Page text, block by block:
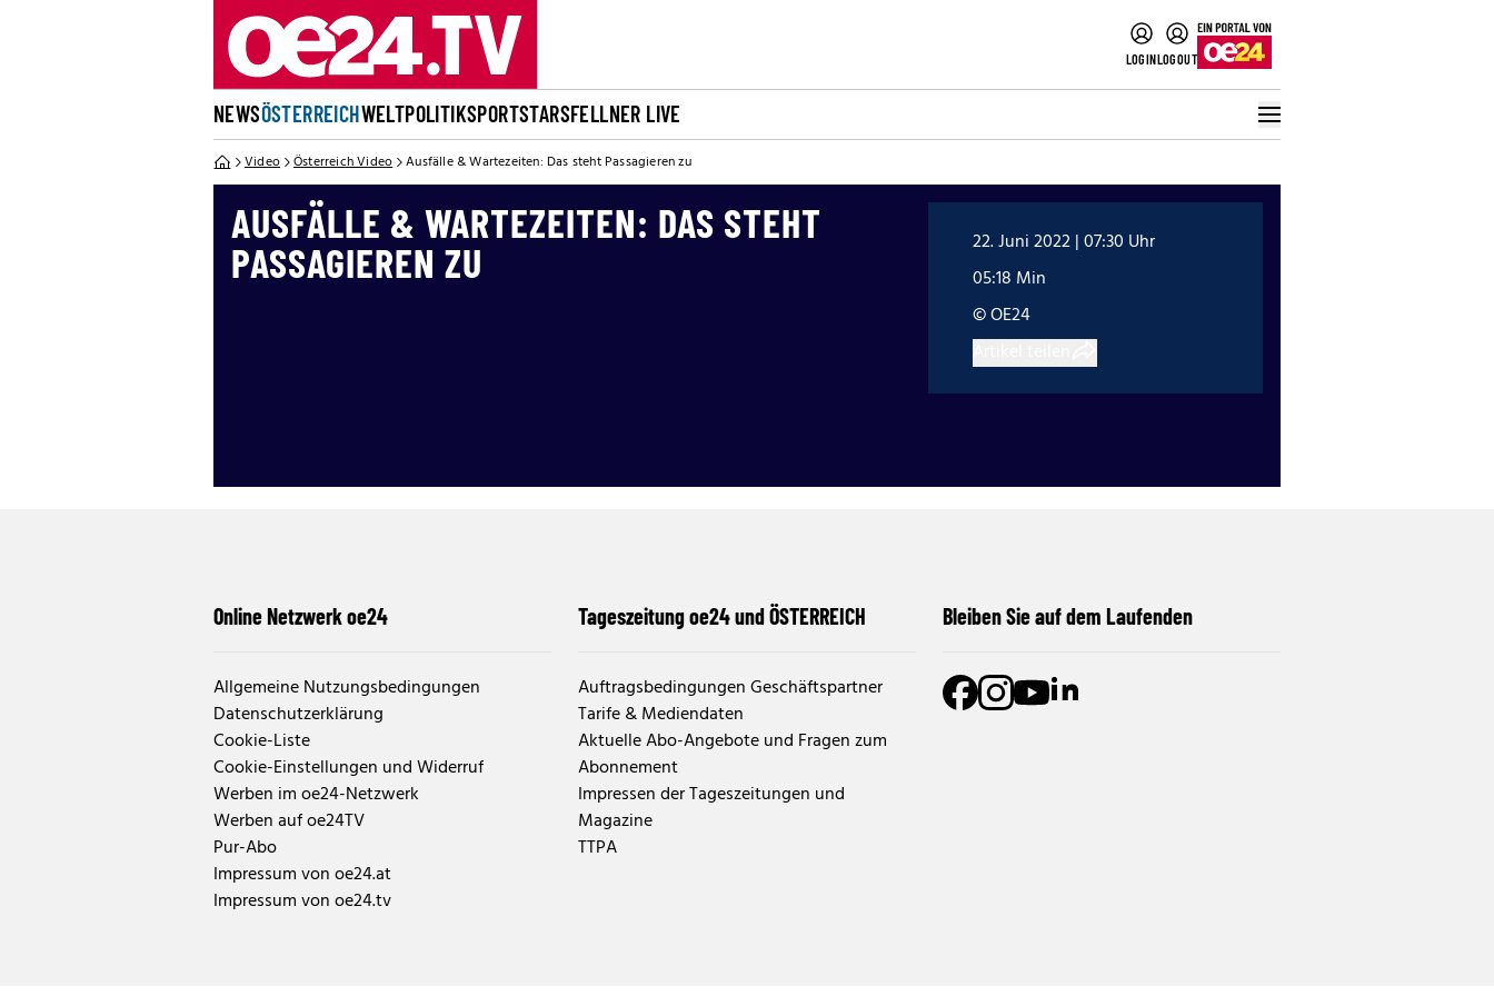
LOGINLOGOUT
NEWSÖSTERREICHWELTPOLITIKSPORTSTARSFELLNER LIVE
Video Österreich Video Ausfälle & Wartezeiten: Das steht Passagieren zu
AUSFÄLLE & WARTEZEITEN: DAS STEHT
PASSAGIEREN ZU
22. Juni 2022 | 07:30 Uhr
05:18 Min
© OE24
Online Netzwerk oe24
Allgemeine Nutzungsbedingungen
Datenschutzerklärung
Cookie-Liste
Cookie-Einstellungen und Widerruf
Werben im oe24-Netzwerk
Werben auf oe24TV
Pur-Abo
Impressum von oe24.at
Impressum von oe24.tv
Tageszeitung oe24 und ÖSTERREICH
Auftragsbedingungen Geschäftspartner
Tarife & Mediendaten
Aktuelle Abo-Angebote und Fragen zum
Abonnement
Impressen der Tageszeitungen und
Magazine
TTPA
Bleiben Sie auf dem Laufenden